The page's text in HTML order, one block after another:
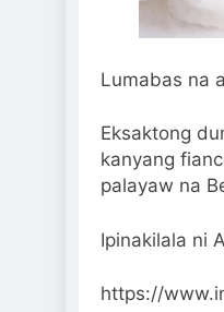
Lumabas na
Eksaktong
kanyang
palayaw na
Ipinakilala ni
https://